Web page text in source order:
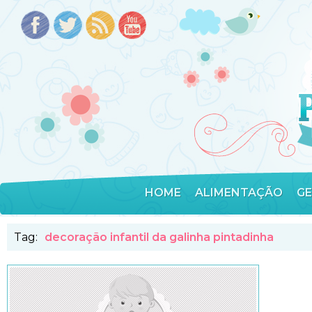
HOME ALIMENTAÇÃO
Tag: decoração infantil da galinha pintadinha